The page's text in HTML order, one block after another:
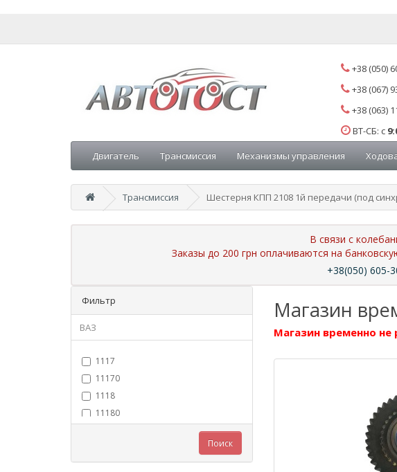
+38 (050)
+38 (067)
+38 (063)
ВТ-СБ: с
Двигатель Трансмиссия Механизмы управления
Трансмиссия Шестерня КПП 2108 1й передачи (под
В связи с
Заказы до 200 грн оплачиваются на
+38(050) 605-
Фильтр
ВАЗ
1117
11170
1118
11180
11186
Поиск
Магазин
Магазин временно не